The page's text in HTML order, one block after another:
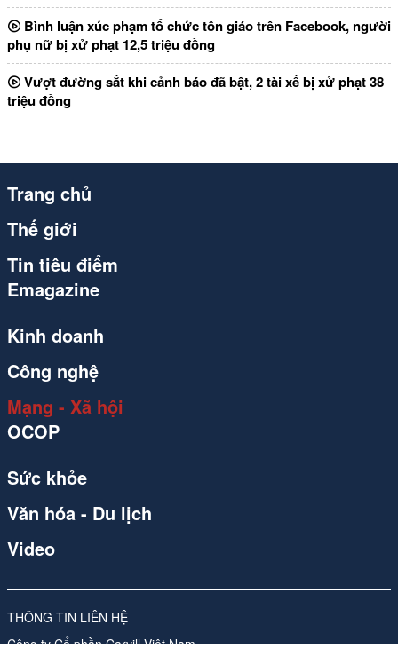
Bình luận xúc phạm tổ chức tôn giáo trên Facebook, người
phụ nữ bị xử phạt 12,5 triệu đồng
Vượt đường sắt khi cảnh báo đã bật, 2 tài xế bị xử phạt 38
triệu đồng
THÔNG TIN LIÊN HỆ
Công ty Cổ phần Carvill Việt Nam
Trang chủ
Thế giới
Tin tiêu điểm
Emagazine
Kinh doanh
Công nghệ
Mạng - Xã hội
OCOP
Sức khỏe
Văn hóa - Du lịch
Video